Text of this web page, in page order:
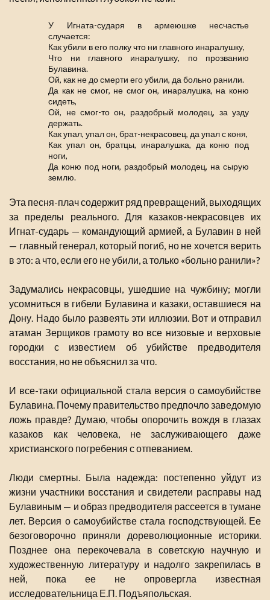
У Игната-сударя в армеюшке несчастье
случается:
Как убили в его полку что ни главного инаралушку,
Что ни главного инаралушку, по прозванию
Булавина.
Ой, как не до смерти его убили, да больно ранили.
Да как не смог, не смог он, инаралушка, на коню
сидеть,
Ой, не смог-то он, раздобрый молодец, за узду
держать.
Как упал, упал он, брат-некрасовец, да упал с коня,
Как упал он, братцы, инаралушка, да коню под
ноги,
Да коню под ноги, раздобрый молодец, на сырую
землю.
Эта песня-плач содержит ряд превращений, выходящих
за пределы реального. Для казаков-некрасовцев их
Игнат-сударь — командующий армией, а Булавин в ней
— главный генерал, который погиб, но не хочется верить
в это: а что, если его не убили, а только «больно ранили»?
Задумались некрасовцы, ушедшие на чужбину; могли
усомниться в гибели Булавина и казаки, оставшиеся на
Дону. Надо было развеять эти иллюзии. Вот и отправил
атаман Зерщиков грамоту во все низовые и верховые
городки с известием об убийстве предводителя
восстания, но не объяснил за что.
И все-таки официальной стала версия о самоубийстве
Булавина. Почему правительство предпочло заведомую
ложь правде? Думаю, чтобы опорочить вождя в глазах
казаков как человека, не заслуживающего даже
христианского погребения с отпеванием.
Люди смертны. Была надежда: постепенно уйдут из
жизни участники восстания и свидетели расправы над
Булавиным — и образ предводителя рассеется в тумане
лет. Версия о самоубийстве стала господствующей. Ее
безоговорочно приняли дореволюционные историки.
Позднее она перекочевала в советскую научную и
художественную литературу и надолго закрепилась в
ней, пока ее не опровергла известная
исследовательница Е.П. Подъяпольская.